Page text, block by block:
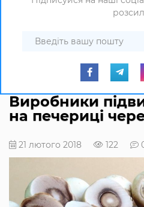
Виробники
на печериці
21 лютого 2018 122